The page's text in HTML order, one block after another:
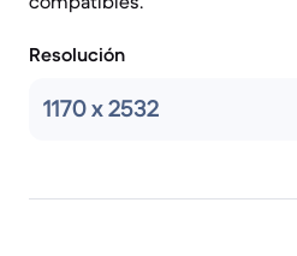
Resolución
1170 x 2532